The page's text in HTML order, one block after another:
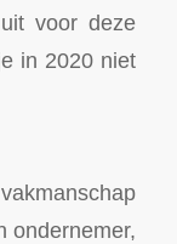
voor deze
in 2020 niet
ondernemer,